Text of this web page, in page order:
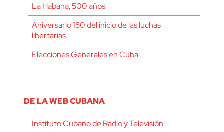
La Habana, 500 años
Aniversario 150 del inicio de las luchas
libertarias
Elecciones Generales en Cuba
DE LA WEB CUBANA
Instituto Cubano de Radio y Televisión